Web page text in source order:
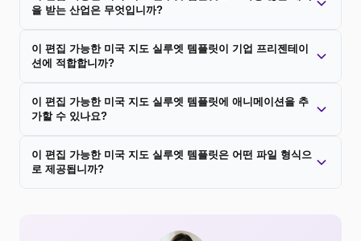
을 받는 산업은 무엇입니까?
이 편집 가능한 미국 지도 실루엣 템플릿이 기업 프리젠테이
션에 적합합니까?
이 편집 가능한 미국 지도 실루엣 템플릿에 애니메이션을 추
가할 수 있나요?
이 편집 가능한 미국 지도 실루엣 템플릿은 어떤 파일 형식으
로 제공됩니까?